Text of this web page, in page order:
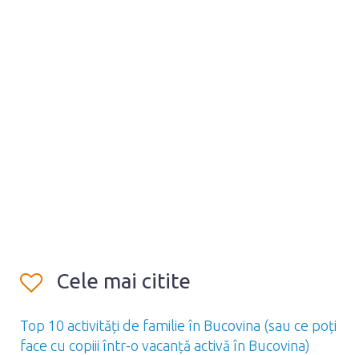
Cele mai citite
Top 10 activități de familie în Bucovina (sau ce poți
face cu copiii într-o vacanță activă în Bucovina)